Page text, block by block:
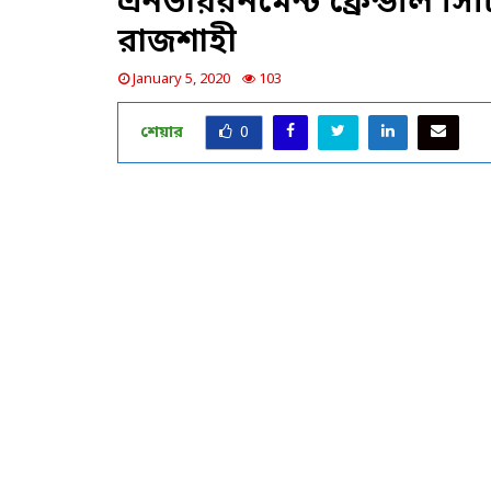
রাজশাহী
January 5, 2020 103
শেয়ার 0